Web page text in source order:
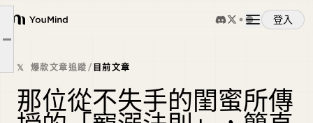
YouMind
登入
概覽
使用案例
① 寵愛法則：高水準的「正常」
③ 如何展現「聆聽」以維持寵愛
𝕏 爆款文章追蹤/ 目前文章
那位從不失手的閨蜜所傳